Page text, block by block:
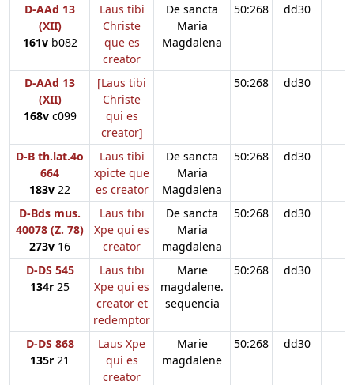
D-AAd 13
(XII)
161vb082
Laus tibi
Christe
que es
creator
De sancta
Maria
Magdalena
50:268 dd30
D-AAd 13
(XII)
168vc099
[Laus tibi
Christe
qui es
creator]
50:268 dd30
D-B th.lat.4o
664
183v 22
Laus tibi
xpicte que
es creator
De sancta
Maria
Magdalena
50:268 dd30
D-Bds mus.
40078 (Z. 78)
273v 16
Laus tibi
Xpe qui es
creator
De sancta
Maria
magdalena
50:268 dd30
D-DS 545
134r 25
Laus tibi
Xpe qui es
creator et
redemptor
Marie
magdalene.
sequencia
50:268 dd30
D-DS 868
135r 21
Laus Xpe
qui es
creator
Marie
magdalene
50:268 dd30